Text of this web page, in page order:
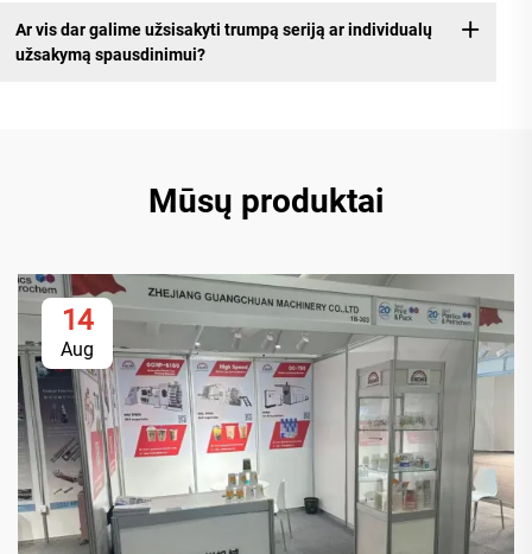
Ar vis dar galime užsisakyti trumpą seriją ar individualų
užsakymą spausdinimui?
Mūsų produktai
14
Aug